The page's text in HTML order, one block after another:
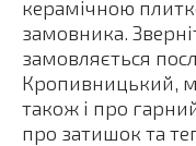
керамічною
замовника.
замовляється
Кропивницький,
також і про
про затишок та